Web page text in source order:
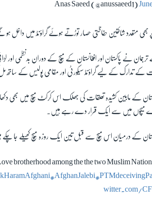
بھی متعدد شائقین حفاظتی حصار توڑتے ہوئے گراؤنڈ میں داخل ہو
نے پاکستان اور افغانستان کے میچ کے دوران بدنظمی اور
کے تدارک کے لیے گراؤنڈ سیکورٹی اور مقامی پولیس کے ساتھ
کے مابین کشیدہ تعلقات کی جھلک اس کرکٹ میچ میں
میچوں میں سے ایک قرار دے رہے ہیں۔
کے درمیان اس میچ سے قبل تین ایک روزہ میچ کھیلے جا
brotherhood among the the two Muslim
#AfghanJalebi
witter.com/